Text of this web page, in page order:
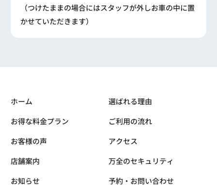
（つけたままの場合にはスタッフが外しお車の中に置
かせていただきます）
ホーム
選ばれる理由
お得な料金プラン
ご利用の流れ
お客様の声
アクセス
店舗案内
万全のセキュリティ
お知らせ
予約・お問い合わせ